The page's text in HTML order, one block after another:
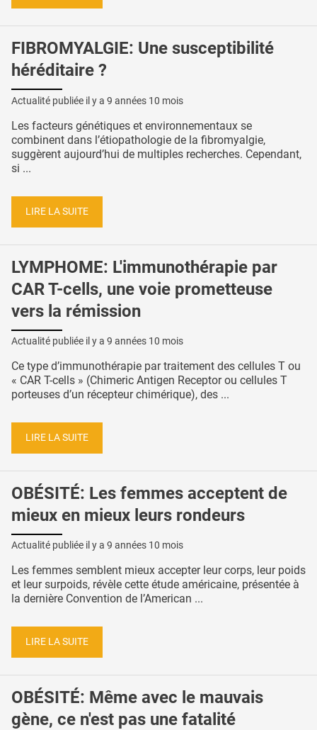
FIBROMYALGIE: Une susceptibilité
héréditaire ?
Actualité publiée il y a 9 années 10 mois
Les facteurs génétiques et environnementaux se
combinent dans l’étiopathologie de la fibromyalgie,
suggèrent aujourd’hui de multiples recherches. Cependant,
si ...
LIRE LA SUITE
LYMPHOME: L'immunothérapie par
CAR T-cells, une voie prometteuse
vers la rémission
Actualité publiée il y a 9 années 10 mois
Ce type d’immunothérapie par traitement des cellules T ou
« CAR T-cells » (Chimeric Antigen Receptor ou cellules T
porteuses d’un récepteur chimérique), des ...
LIRE LA SUITE
OBÉSITÉ: Les femmes acceptent de
mieux en mieux leurs rondeurs
Actualité publiée il y a 9 années 10 mois
Les femmes semblent mieux accepter leur corps, leur poids
et leur surpoids, révèle cette étude américaine, présentée à
la dernière Convention de l’American ...
LIRE LA SUITE
OBÉSITÉ: Même avec le mauvais
gène, ce n'est pas une fatalité